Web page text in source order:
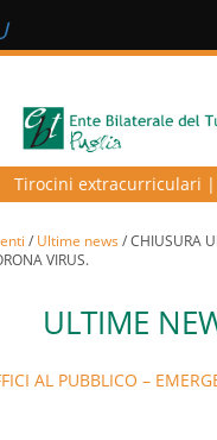
Tirocini extracurriculari|
/ Ultime news /CHIUSURA
VIRUS.
ULTIME
AL PUBBLICO –